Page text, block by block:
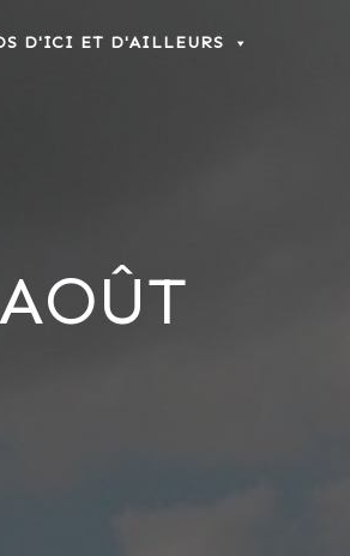
D'ICI ET D'AILLEURS